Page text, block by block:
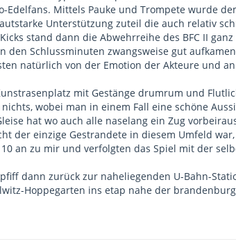
Edelfans. Mittels Pauke und Trompete wurde
Unterstützung zuteil die auch relativ
stand dann die Abwehrreihe des BFC II
den Schlussminuten zwangsweise gut
natürlich von der Emotion der Akteure und
mit Gestänge drumrum und
wobei man in einem Fall eine schöne
hat wo auch alle naselang ein Zug
der einzige Gestrandete in diesem Umfeld
an zu mir und verfolgten das Spiel mit der
dann zurück zur naheliegenden U-Bahn-
Hoppegarten ins etap nahe der